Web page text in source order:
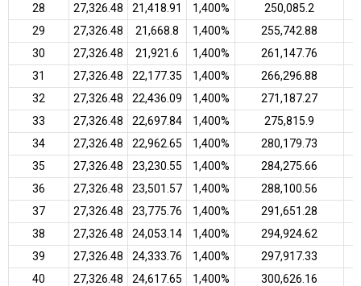
28
₹27,326.48 ₹21,418.91 1,400%
₹250,085.2
29
₹27,326.48 ₹21,668.8 1,400%
₹255,742.88
30
₹27,326.48 ₹21,921.6 1,400%
₹261,147.76
31
₹27,326.48 ₹22,177.35 1,400%
₹266,296.88
32
₹27,326.48 ₹22,436.09 1,400%
₹271,187.27
33
₹27,326.48 ₹22,697.84 1,400%
₹275,815.9
34
₹27,326.48 ₹22,962.65 1,400%
₹280,179.73
35
₹27,326.48 ₹23,230.55 1,400%
₹284,275.66
36
₹27,326.48 ₹23,501.57 1,400%
₹288,100.56
37
₹27,326.48 ₹23,775.76 1,400%
₹291,651.28
38
₹27,326.48 ₹24,053.14 1,400%
₹294,924.62
39
₹27,326.48 ₹24,333.76 1,400%
₹297,917.33
40
₹27,326.48 ₹24,617.65 1,400%
₹300,626.16